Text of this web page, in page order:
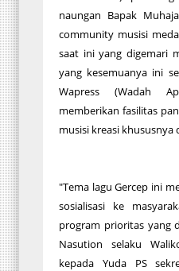
naungan Bapak
community musisi
saat ini yang digemari
yang kesemuanya ini
Wapress (Wadah
memberikan fasilitas
musisi kreasi khususnya
"Tema lagu Gercep ini
sosialisasi ke
program prioritas yang
Nasution selaku
kepada Yuda PS